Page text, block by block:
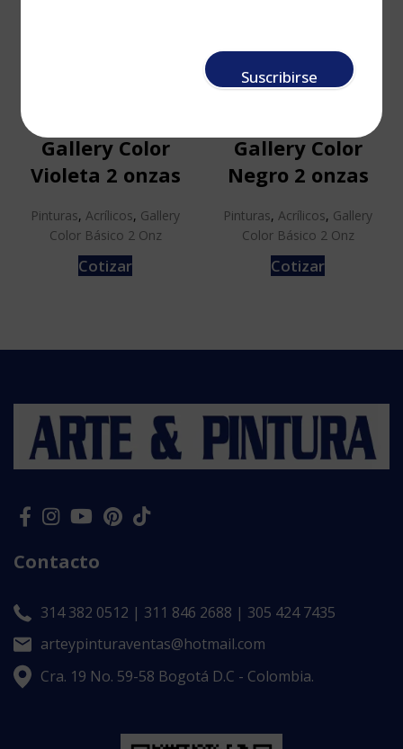
Suscribirse
Pintura Acrílica
Gallery Color
Violeta 2 onzas
Pinturas, Acrílicos, Gallery
Color Básico 2 Onz
Cotizar
Pintura Acrílica
Gallery Color
Negro 2 onzas
Pinturas, Acrílicos, Gallery
Color Básico 2 Onz
Cotizar
Contacto
314 382 0512 | 311 846 2688 | 305 424 7435
arteypinturaventas@hotmail.com
Cra. 19 No. 59-58 Bogotá D.C - Colombia.